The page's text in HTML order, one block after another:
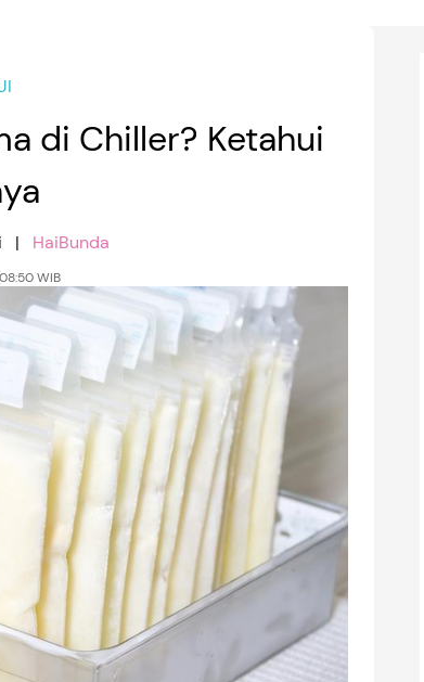
di Chiller? Ketahui
| HaiBunda
WIB